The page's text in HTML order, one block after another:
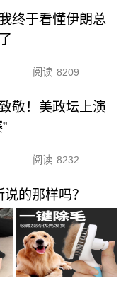
终于看懂伊朗总
阅读 8209
敬！美政坛上演
阅读 8232
的那样吗？